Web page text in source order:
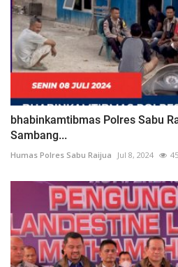
bhabinkamtibmas Polres Sabu
Sambang...
Humas Polres Sabu Raijua Jul 8, 2024